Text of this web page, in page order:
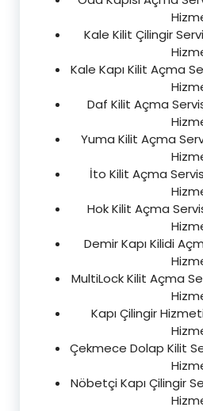
Kale Kilit Çilingir
Kale Kapı Kilit Açma
Daf Kilit Açma
Yuma Kilit Açma
İto Kilit Açma
Hok Kilit Açma
Demir Kapı Kilidi
MultiLock Kilit Açma
Kapı Çilingir
Çekmece Dolap Kilit
Nöbetçi Kapı Çilingir